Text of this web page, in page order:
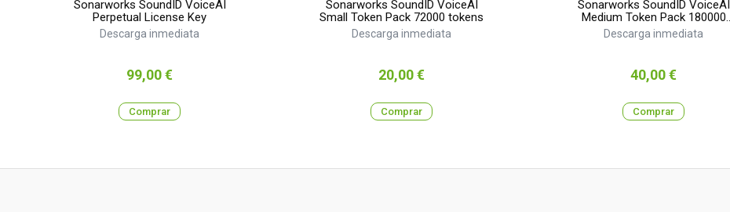
Sonarworks SoundID VoiceAI
Perpetual License Key
Descarga inmediata
Precio
99,00 €
Comprar
Sonarworks SoundID VoiceAI
Small Token Pack 72000 tokens
Descarga inmediata
Precio
20,00 €
Comprar
Sonarworks SoundID VoiceAI
Medium Token Pack 180000
tokens
Descarga inmediata
Precio
40,00 €
Comprar